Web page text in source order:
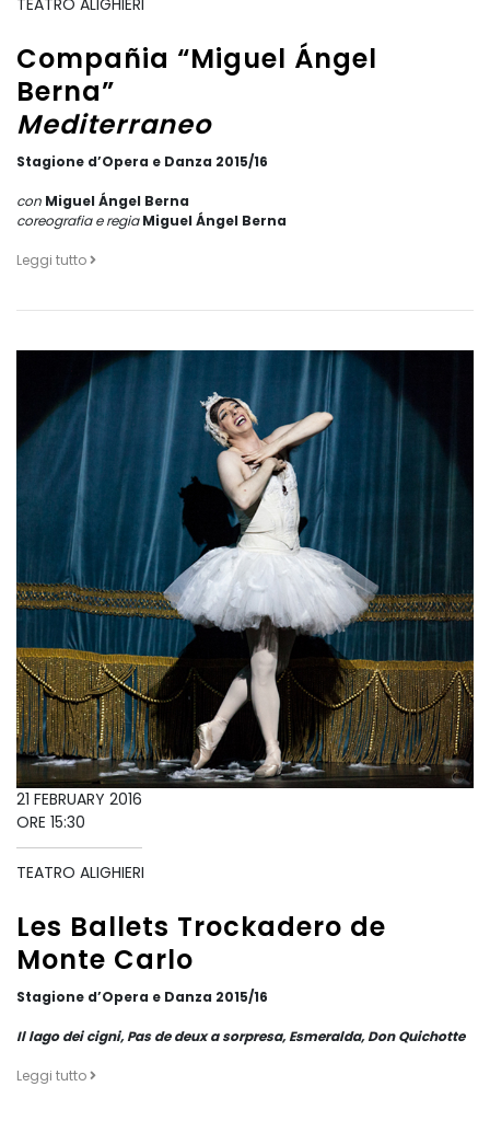
TEATRO ALIGHIERI
Compañia “Miguel Ángel
Berna”
Mediterraneo
Stagione d’Opera e Danza 2015/16
con Miguel Ángel Berna
coreografia e regiaMiguel Ángel Berna
Leggi tutto
21 FEBRUARY 2016
ORE 15:30
TEATRO ALIGHIERI
Les Ballets Trockadero de
Monte Carlo
Stagione d’Opera e Danza 2015/16
Il lago dei cigni, Pas de deux a sorpresa, Esmeralda, Don Quichotte
Leggi tutto